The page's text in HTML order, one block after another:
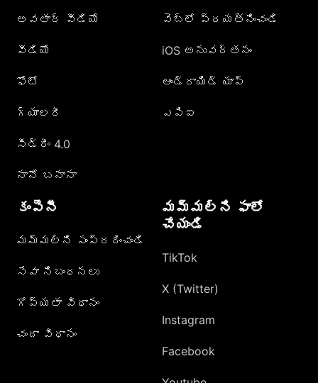
అవతార్ వీడియో
వీడియో
ఫోటో
గ్యాలరీ
సీడ్రీం 4.0
నానో బనానా
వెబ్లో ప్రయత్నించండి
iOS అనువర్తనం
ఆండ్రాయిడ్ యాప్
ఎపిఐ
కంపెనీ
మమ్మల్ని సంప్రదించండి
సేవా నిబంధనలు
గోప్యతా విధానం
చందా విధానం
మమ్మల్ని ఫాలో
చేయండి
TikTok
X (Twitter)
Instagram
Facebook